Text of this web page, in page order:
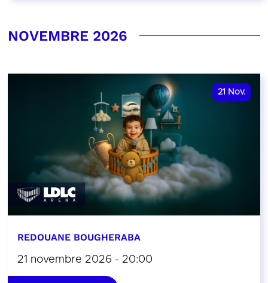
NOVEMBRE 2026
21 Nov.
REDOUANE BOUGHERABA
21 novembre 2026 - 20:00